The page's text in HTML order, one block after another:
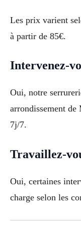
Les prix varient
à partir de 85€.
Intervenez-
Oui, notre
arrondissement
7j/7.
Travaillez-
Oui, certaines
charge selon les